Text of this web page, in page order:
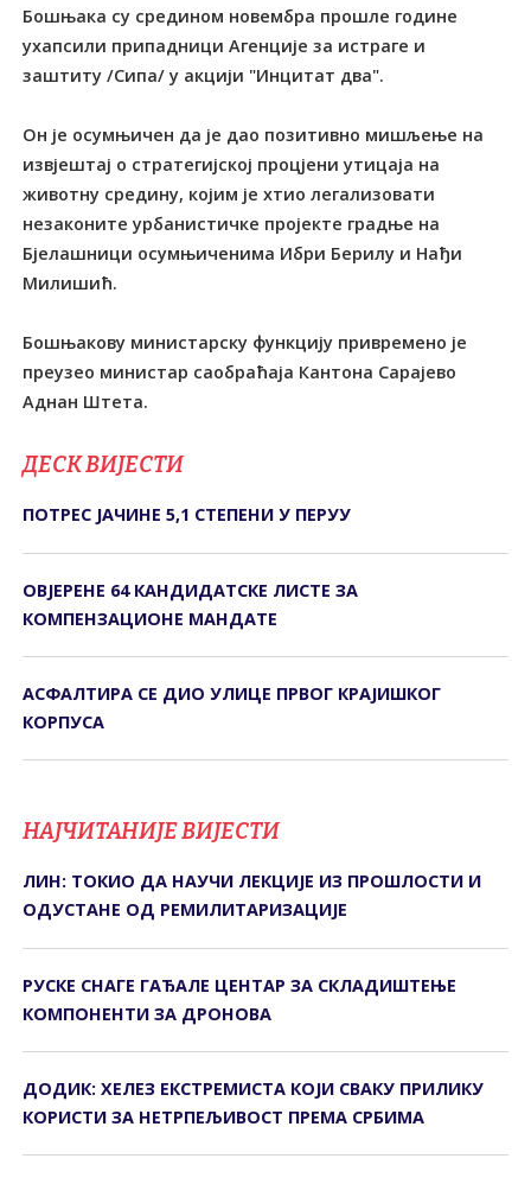
Бошњака су средином новембра прошле године
ухапсили припадници Агенције за истраге и
заштиту /Сипа/ у акцији "Инцитат два".
Он је осумњичен да је дао позитивно мишљење на
извјештај о стратегијској процјени утицаја на
животну средину, којим је хтио легализовати
незаконите урбанистичке пројекте градње на
Бјелашници осумњиченима Ибри Берилу и Нађи
Милишић.
Бошњакову министарску функцију привремено је
преузео министар саобраћаја Кантона Сарајево
Аднан Штета.
ДЕСК ВИЈЕСТИ
ПОТРЕС ЈАЧИНЕ 5,1 СТЕПЕНИ У ПЕРУУ
ОВЈЕРЕНЕ 64 КАНДИДАТСКЕ ЛИСТЕ ЗА
КОМПЕНЗАЦИОНЕ МАНДАТЕ
АСФАЛТИРА СЕ ДИО УЛИЦЕ ПРВОГ КРАЈИШКОГ
КОРПУСА
НАЈЧИТАНИЈЕ ВИЈЕСТИ
ЛИН: ТОКИО ДА НАУЧИ ЛЕКЦИЈЕ ИЗ ПРОШЛОСТИ И
ОДУСТАНЕ ОД РЕМИЛИТАРИЗАЦИЈЕ
РУСКЕ СНАГЕ ГАЂАЛЕ ЦЕНТАР ЗА СКЛАДИШТЕЊЕ
КОМПОНЕНТИ ЗА ДРОНОВА
ДОДИК: ХЕЛЕЗ ЕКСТРЕМИСТА КОЈИ СВАКУ ПРИЛИКУ
КОРИСТИ ЗА НЕТРПЕЉИВОСТ ПРЕМА СРБИМА